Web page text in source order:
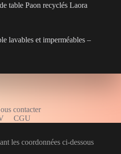
table Paon recyclés Laora
lavables et imperméables –
contacter
CGU
les coordonnées ci-dessous